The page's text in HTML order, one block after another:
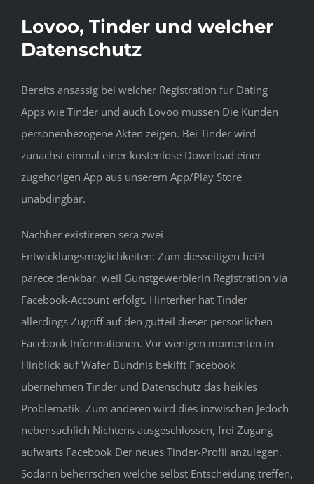
Lovoo, Tinder und welcher
Datenschutz
Bereits ansassig bei welcher Registration fur Dating
Apps wie Tinder und auch Lovoo mussen Die Kunden
personenbezogene Akten zeigen. Bei Tinder wird
zunachst einmal einer kostenlose Download einer
zugehorigen App aus unserem App/Play Store
unabdingbar.
Nachher existireren sera zwei
Entwicklungsmoglichkeiten: Zum diesseitigen hei?t
parece denkbar, weil Gunstgewerblerin Registration via
Facebook-Account erfolgt. Hinterher hat Tinder
allerdings Zugriff auf den gutteil dieser personlichen
Facebook Informationen. Vor wenigen momenten in
Hinblick auf Wafer Bundnis bekifft Facebook
ubernehmen Tinder und Datenschutz das heikles
Problematik. Zum anderen wird dies inzwischen Jedoch
nebensachlich Nichtens ausgeschlossen, frei Zugang
aufwarts Facebook Der neues Tinder-Profil anzulegen.
Sodann beherrschen welche selbst Entscheidung treffen,